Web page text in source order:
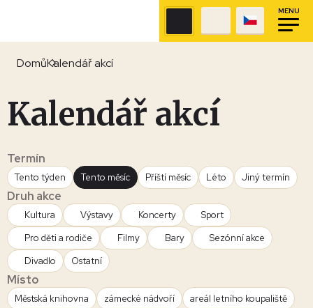
MENU
DomůKalendář akcí
Kalendář akcí
Termín
Tento týden Tento měsíc Příští měsíc Léto Jiný termín
Druh akce
Kultura Výstavy Koncerty
Sport
Pro děti a rodiče
Filmy Bary
Sezónní akce
Divadlo
Ostatní
Místo
Městská knihovna zámecké nádvoří
areál letního koupaliště